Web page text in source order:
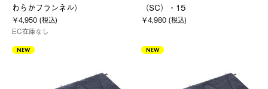
わらかフランネル）
￥4,950 (税込)
EC在庫なし
（SC）・15
￥4,980 (税込)
NEW NEW